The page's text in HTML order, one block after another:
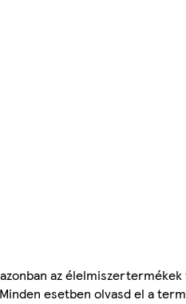
az élelmiszertermékek
esetben olvasd el a